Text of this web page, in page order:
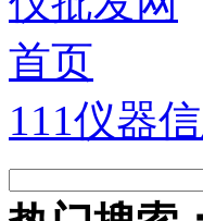
111仪器